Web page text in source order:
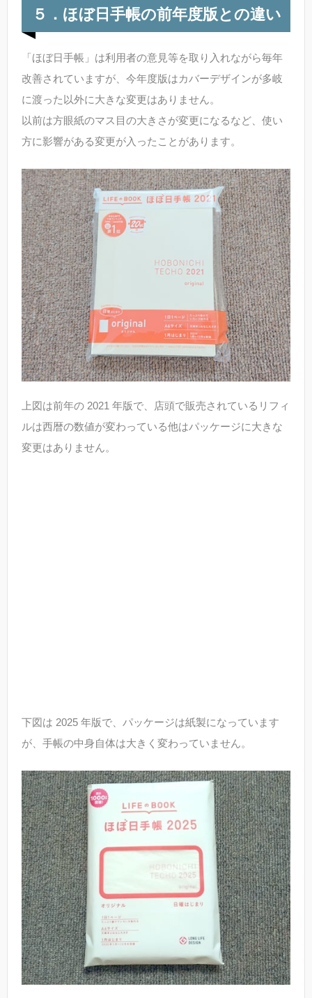
５．ほぼ日手帳の前年度版との違い
「ほぼ日手帳」は利用者の意見等を取り入れながら毎年
改善されていますが、今年度版はカバーデザインが多岐
に渡った以外に大きな変更はありません。
以前は方眼紙のマス目の大きさが変更になるなど、使い
方に影響がある変更が入ったことがあります。
上図は前年の 2021 年版で、店頭で販売されているリフィ
ルは西暦の数値が変わっている他はパッケージに大きな
変更はありません。
下図は 2025 年版で、パッケージは紙製になっています
が、手帳の中身自体は大きく変わっていません。